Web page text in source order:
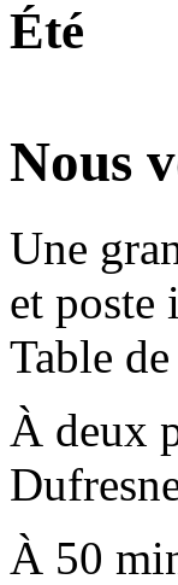
Été
Nous
Une
et poste
Table
À deux
À 50